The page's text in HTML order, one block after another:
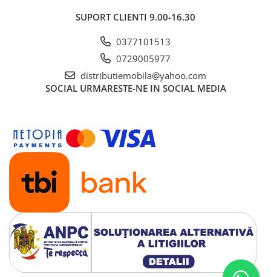
SUPORT CLIENTI 9.00-16.30
0377101513
0729005977
distributiemobila@yahoo.com
SOCIAL URMARESTE-NE IN SOCIAL MEDIA